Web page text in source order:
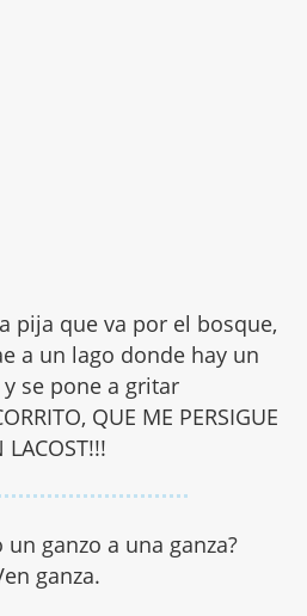
pija que va por el bosque,
a un lago donde hay un
se pone a gritar
QUE ME PERSIGUE
LACOST!!!
un ganzo a una ganza?
ganza.